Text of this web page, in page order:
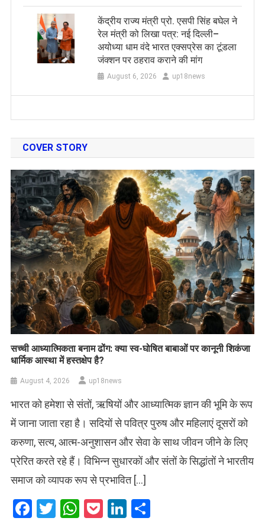
केंद्रीय राज्य मंत्री प्रो. एसपी सिंह बघेल ने
रेल मंत्री को लिखा पत्र: नई दिल्ली–
अयोध्या धाम वंदे भारत एक्सप्रेस का टूंडला
जंक्शन पर ठहराव कराने की मांग
August 6, 2026 up18news
COVER STORY
सच्ची आध्यात्मिकता बनाम ढोंग: क्या स्व-घोषित बाबाओं पर कानूनी शिकंजा
धार्मिक आस्था में हस्तक्षेप है?
August 4, 2026 up18news
भारत को हमेशा से संतों, ऋषियों और आध्यात्मिक ज्ञान की भूमि के रूप
में जाना जाता रहा है। सदियों से पवित्र पुरुष और महिलाएं दूसरों को
करुणा, सत्य, आत्म-अनुशासन और सेवा के साथ जीवन जीने के लिए
प्रेरित करते रहे हैं। विभिन्न सुधारकों और संतों के सिद्धांतों ने भारतीय
समाज को व्यापक रूप से प्रभावित […]
Facebook
Twitter
WhatsApp
PocketLinkedIn